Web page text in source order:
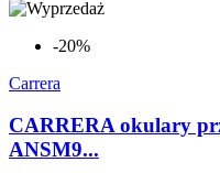
-20%
Carrera
CARRERA okulary
ANSM9...